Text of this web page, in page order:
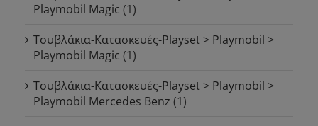
Playmobil Magic (1)
Τουβλάκια-Κατασκευές-Playset > Playmobil >
Playmobil Magic (1)
Τουβλάκια-Κατασκευές-Playset > Playmobil >
Playmobil Mercedes Benz (1)